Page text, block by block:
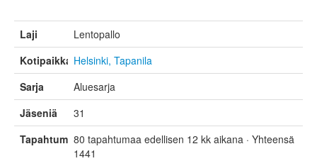
Laji
Lentopallo
Kotipaikka Helsinki, Tapanila
Sarja
Aluesarja
Jäseniä
31
Tapahtumat80 tapahtumaa edellisen 12 kk aikana · Yhteensä
1441